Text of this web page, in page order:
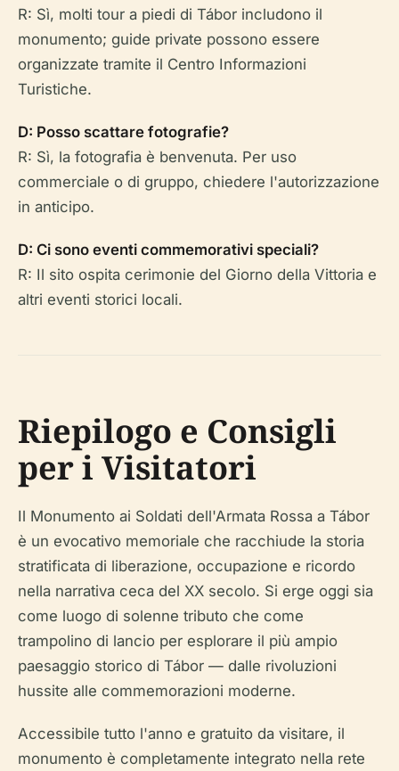
R: Sì, molti tour a piedi di Tábor includono il
monumento; guide private possono essere
organizzate tramite il Centro Informazioni
Turistiche.
D: Posso scattare fotografie?
R: Sì, la fotografia è benvenuta. Per uso
commerciale o di gruppo, chiedere l'autorizzazione
in anticipo.
D: Ci sono eventi commemorativi speciali?
R: Il sito ospita cerimonie del Giorno della Vittoria e
altri eventi storici locali.
Riepilogo e Consigli
per i Visitatori
Il Monumento ai Soldati dell'Armata Rossa a Tábor
è un evocativo memoriale che racchiude la storia
stratificata di liberazione, occupazione e ricordo
nella narrativa ceca del XX secolo. Si erge oggi sia
come luogo di solenne tributo che come
trampolino di lancio per esplorare il più ampio
paesaggio storico di Tábor — dalle rivoluzioni
hussite alle commemorazioni moderne.
Accessibile tutto l'anno e gratuito da visitare, il
monumento è completamente integrato nella rete